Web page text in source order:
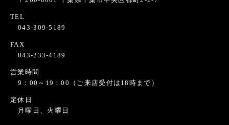
TEL
043-309-5189
FAX
043-233-4189
営業時間
9：00～19：00（ご来店受付は18時まで）
定休日
月曜日、火曜日